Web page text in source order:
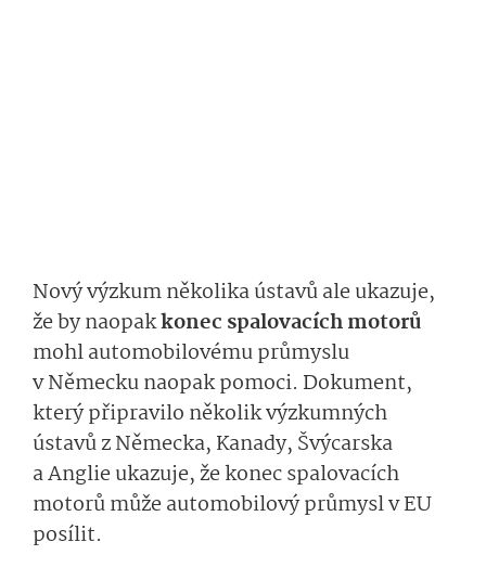
Nový výzkum několika ústavů ale ukazuje,
že by naopakkonec spalovacích motorů
mohl automobilovému průmyslu
v Německu naopak pomoci. Dokument,
který připravilo několik výzkumných
ústavů z Německa, Kanady, Švýcarska
a Anglie ukazuje, že konec spalovacích
motorů může automobilový průmysl v EU
posílit.